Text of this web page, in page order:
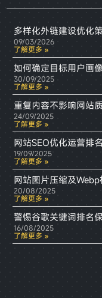
多样化外链建设优化
09/03/2026
了解更多 »
如何确定目标用户画
30/09/2025
了解更多 »
重复内容不影响网站
24/09/2025
了解更多 »
网站SEO优化运营排
19/09/2025
了解更多 »
网站图片压缩及
20/08/2025
了解更多 »
警惕谷歌关键词排名
16/08/2025
了解更多 »